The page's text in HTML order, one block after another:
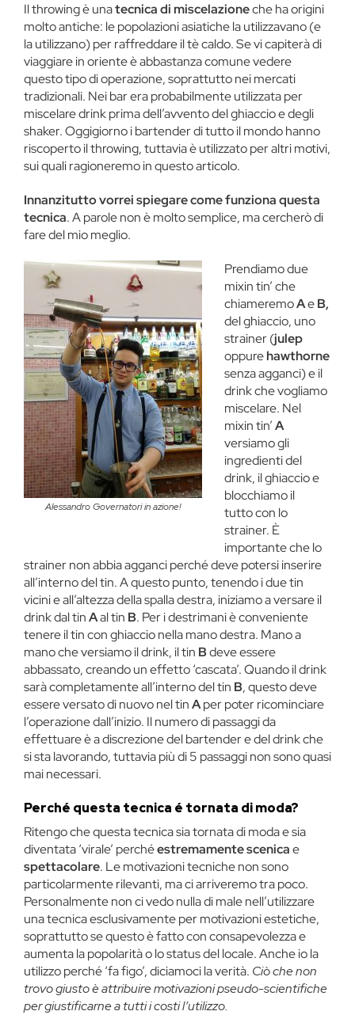
Il throwing è unatecnica di miscelazioneche ha origini
molto antiche: le popolazioni asiatiche la utilizzavano (e
la utilizzano) per raffreddare il tè caldo. Se vi capiterà di
viaggiare in oriente è abbastanza comune vedere
questo tipo di operazione, soprattutto nei mercati
tradizionali. Nei bar era probabilmente utilizzata per
miscelare drink prima dell’avvento del ghiaccio e degli
shaker. Oggigiorno i bartender di tutto il mondo hanno
riscoperto il throwing, tuttavia è utilizzato per altri motivi,
sui quali ragioneremo in questo articolo.
Innanzitutto vorrei spiegare come funziona questa
tecnica. A parole non è molto semplice, ma cercherò di
fare del mio meglio.
Alessandro Governatori in azione!
Prendiamo due
mixin tin’ che
chiameremoAeB,
del ghiaccio, uno
strainer (julep
oppurehawthorne
senza agganci) e il
drink che vogliamo
miscelare. Nel
mixin tin’A
versiamo gli
ingredienti del
drink, il ghiaccio e
blocchiamo il
tutto con lo
strainer. È
importante che lo
strainer non abbia agganci perché deve potersi inserire
all’interno del tin. A questo punto, tenendo i due tin
vicini e all’altezza della spalla destra, iniziamo a versare il
drink dal tinAal tin B. Per i destrimani è conveniente
tenere il tin con ghiaccio nella mano destra. Mano a
mano che versiamo il drink, il tin Bdeve essere
abbassato, creando un effetto ‘cascata’. Quando il drink
sarà completamente all’interno del tin B, questo deve
essere versato di nuovo nel tinAper poter ricominciare
l’operazione dall’inizio. Il numero di passaggi da
effettuare è a discrezione del bartender e del drink che
si sta lavorando, tuttavia più di 5 passaggi non sono quasi
mai necessari.
Perché questa tecnica é tornata di moda?
Ritengo che questa tecnica sia tornata di moda e sia
diventata ‘virale’ perchéestremamente scenicae
spettacolare. Le motivazioni tecniche non sono
particolarmente rilevanti, ma ci arriveremo tra poco.
Personalmente non ci vedo nulla di male nell’utilizzare
una tecnica esclusivamente per motivazioni estetiche,
soprattutto se questo è fatto con consapevolezza e
aumenta la popolarità o lo status del locale. Anche io la
utilizzo perché ‘fa figo’, diciamoci la verità. Ciò che non
trovo giusto è attribuire motivazioni pseudo-scientifiche
per giustificarne a tutti i costi l’utilizzo.